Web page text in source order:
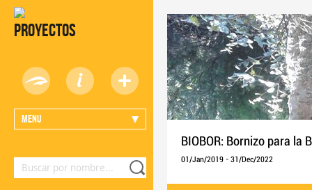
Proyectos
Menu
BIOBOR: Bornizo para la
01/Jan/2019 - 31/Dec/2022